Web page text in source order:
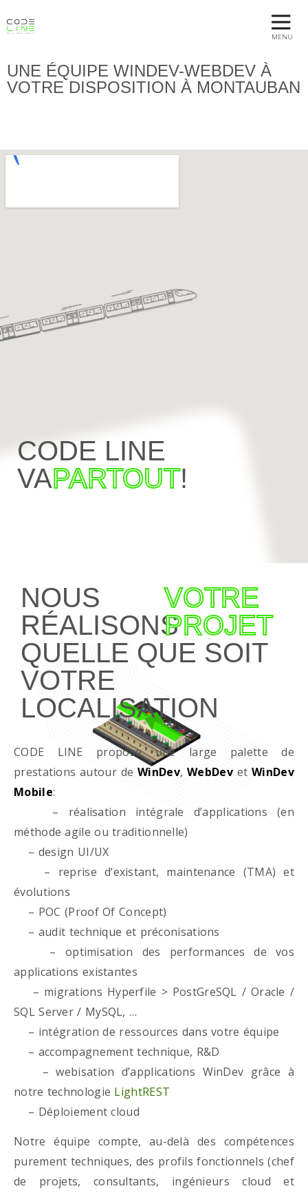
MENU
UNE ÉQUIPE WINDEV-WEBDEV À
VOTRE DISPOSITION À MONTAUBAN
CODE LINE
VAPARTOUT!
NOUS
RÉALISONS
VOTRE
PROJET
QUELLE QUE SOIT
VOTRE
LOCALISATION
CODE LINE propose une large palette de
prestations autour deWinDev,WebDevet WinDev
Mobile:
– réalisation intégrale d’applications (en
méthode agile ou traditionnelle)
– design UI/UX
– reprise d’existant, maintenance (TMA) et
évolutions
– POC (Proof Of Concept)
– audit technique et préconisations
– optimisation des performances de vos
applications existantes
– migrations Hyperfile > PostGreSQL / Oracle /
SQL Server / MySQL, …
– intégration de ressources dans votre équipe
– accompagnement technique, R&D
– webisation d’applications WinDev grâce à
notre technologie LightREST
– Déploiement cloud
Notre équipe compte, au-delà des compétences
purement techniques, des profils fonctionnels (chef
de projets, consultants, ingénieurs cloud et